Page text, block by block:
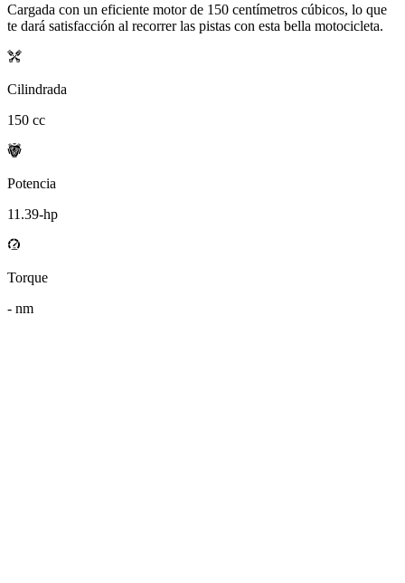
Cargada con un eficiente motor de 150 centímetros cúbicos, lo que
te dará satisfacción al recorrer las pistas con esta bella motocicleta.
Cilindrada
150 cc
Potencia
11.39-hp
Torque
- nm